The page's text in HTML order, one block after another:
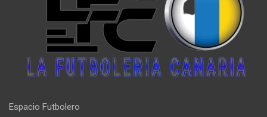
Espacio Futbolero